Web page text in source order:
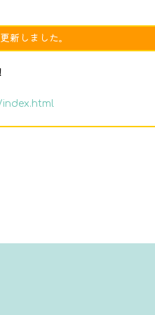
新しました。